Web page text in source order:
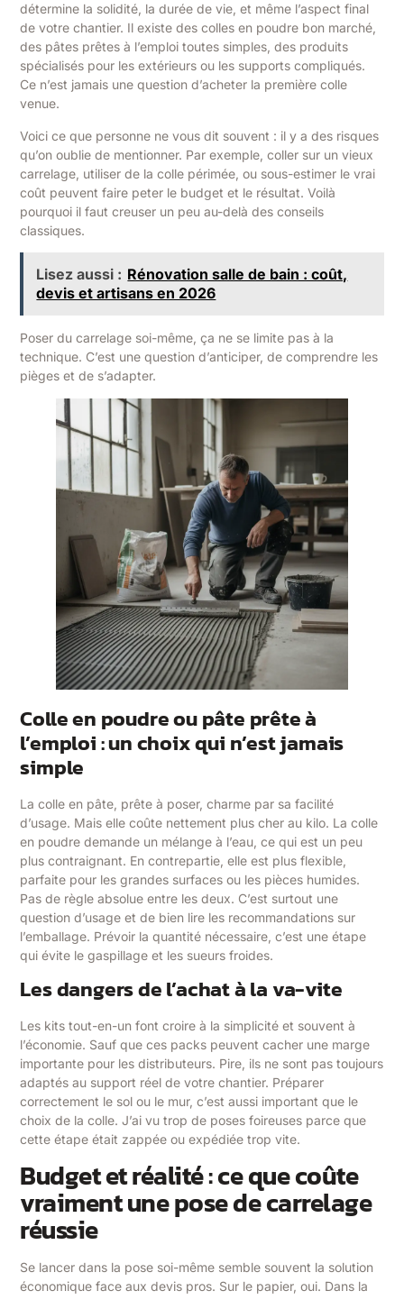
détermine la solidité, la durée de vie, et même l’aspect final
de votre chantier. Il existe des colles en poudre bon marché,
des pâtes prêtes à l’emploi toutes simples, des produits
spécialisés pour les extérieurs ou les supports compliqués.
Ce n’est jamais une question d’acheter la première colle
venue.
Voici ce que personne ne vous dit souvent : il y a des risques
qu’on oublie de mentionner. Par exemple, coller sur un vieux
carrelage, utiliser de la colle périmée, ou sous-estimer le vrai
coût peuvent faire peter le budget et le résultat. Voilà
pourquoi il faut creuser un peu au-delà des conseils
classiques.
Lisez aussi : Rénovation salle de bain : coût,
devis et artisans en 2026
Poser du carrelage soi-même, ça ne se limite pas à la
technique. C’est une question d’anticiper, de comprendre les
pièges et de s’adapter.
Colle en poudre ou pâte prête à
l’emploi : un choix qui n’est jamais
simple
La colle en pâte, prête à poser, charme par sa facilité
d’usage. Mais elle coûte nettement plus cher au kilo. La colle
en poudre demande un mélange à l’eau, ce qui est un peu
plus contraignant. En contrepartie, elle est plus flexible,
parfaite pour les grandes surfaces ou les pièces humides.
Pas de règle absolue entre les deux. C’est surtout une
question d’usage et de bien lire les recommandations sur
l’emballage. Prévoir la quantité nécessaire, c’est une étape
qui évite le gaspillage et les sueurs froides.
Les dangers de l’achat à la va-vite
Les kits tout-en-un font croire à la simplicité et souvent à
l’économie. Sauf que ces packs peuvent cacher une marge
importante pour les distributeurs. Pire, ils ne sont pas toujours
adaptés au support réel de votre chantier. Préparer
correctement le sol ou le mur, c’est aussi important que le
choix de la colle. J’ai vu trop de poses foireuses parce que
cette étape était zappée ou expédiée trop vite.
Budget et réalité : ce que coûte
vraiment une pose de carrelage
réussie
Se lancer dans la pose soi-même semble souvent la solution
économique face aux devis pros. Sur le papier, oui. Dans la